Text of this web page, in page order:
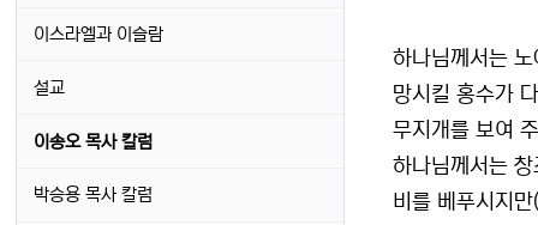
하나님께서는
망시킬 홍수가
무지개를 보여
하나님께서는
비를 베푸시지
이스라엘과 이슬람
설교
이송오 목사 칼럼
박승용 목사 칼럼